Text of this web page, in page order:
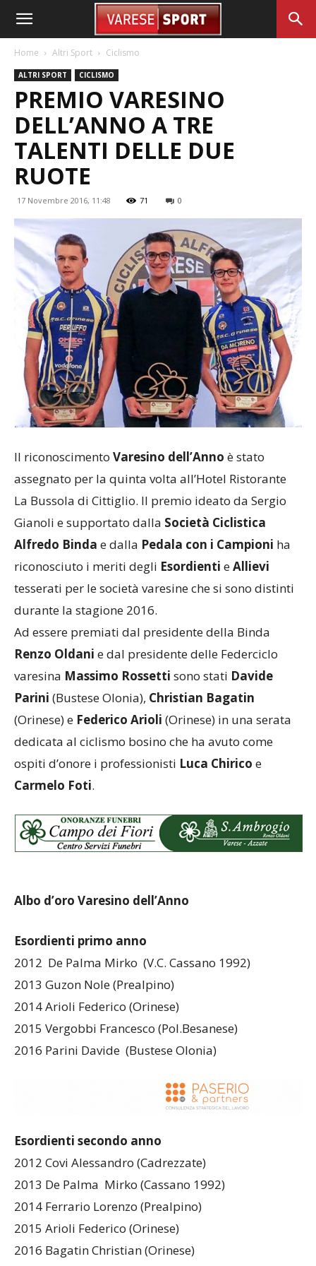
Home Altri Sport Ciclismo
ALTRI SPORT CICLISMO
PREMIO VARESINO
DELL’ANNO A TRE
TALENTI DELLE DUE
RUOTE
17 Novembre 2016, 11:48 71 0
Il riconoscimento Varesino dell’Anno è stato
assegnato per la quinta volta all’Hotel Ristorante
La Bussola di Cittiglio. Il premio ideato da Sergio
Gianoli e supportato dalla Società Ciclistica
Alfredo Binda e dalla Pedala con i Campioni ha
riconosciuto i meriti degli Esordienti eAllievi
tesserati per le società varesine che si sono distinti
durante la stagione 2016.
Ad essere premiati dal presidente della Binda
Renzo Oldani e dal presidente delle Federciclo
varesina Massimo Rossetti sono stati Davide
Parini (Bustese Olonia), Christian Bagatin
(Orinese) e Federico Arioli (Orinese) in una serata
dedicata al ciclismo bosino che ha avuto come
ospiti d’onore i professionisti Luca Chirico e
Carmelo Foti.
Albo d’oro Varesino dell’Anno
Esordienti primo anno
2012 De Palma Mirko (V.C. Cassano 1992)
2013 Guzon Nole (Prealpino)
2014 Arioli Federico (Orinese)
2015 Vergobbi Francesco (Pol.Besanese)
2016 Parini Davide (Bustese Olonia)
Esordienti secondo anno
2012 Covi Alessandro (Cadrezzate)
2013 De Palma Mirko (Cassano 1992)
2014 Ferrario Lorenzo (Prealpino)
2015 Arioli Federico (Orinese)
2016 Bagatin Christian (Orinese)